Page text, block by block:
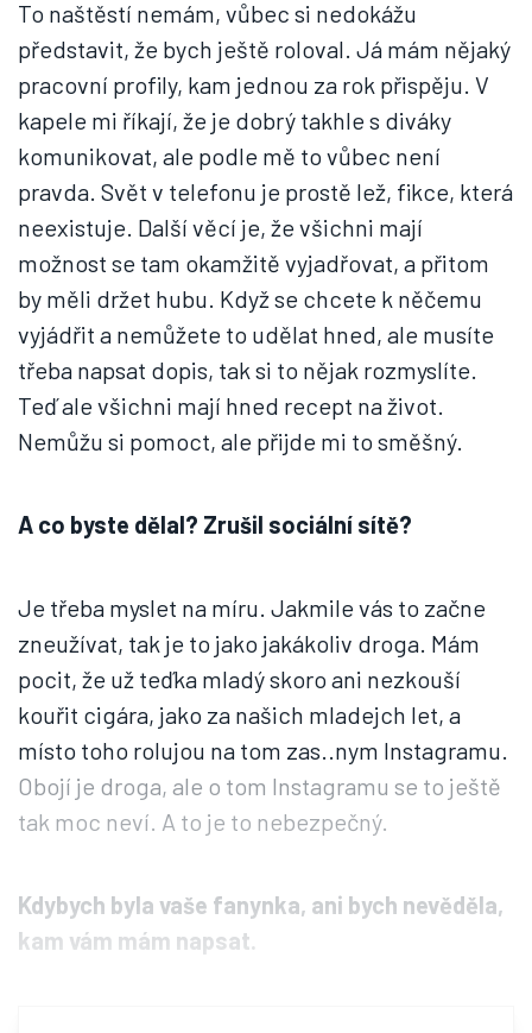
To naštěstí nemám, vůbec si nedokážu
představit, že bych ještě roloval. Já mám nějaký
pracovní profily, kam jednou za rok přispěju. V
kapele mi říkají, že je dobrý takhle s diváky
komunikovat, ale podle mě to vůbec není
pravda. Svět v telefonu je prostě lež, fikce, která
neexistuje. Další věcí je, že všichni mají
možnost se tam okamžitě vyjadřovat, a přitom
by měli držet hubu. Když se chcete k něčemu
vyjádřit a nemůžete to udělat hned, ale musíte
třeba napsat dopis, tak si to nějak rozmyslíte.
Teď ale všichni mají hned recept na život.
Nemůžu si pomoct, ale přijde mi to směšný.
A co byste dělal? Zrušil sociální sítě?
Je třeba myslet na míru. Jakmile vás to začne
zneužívat, tak je to jako jakákoliv droga. Mám
pocit, že už teďka mladý skoro ani nezkouší
kouřit cigára, jako za našich mladejch let, a
místo toho rolujou na tom zas..nym Instagramu.
Obojí je droga, ale o tom Instagramu se to ještě
tak moc neví. A to je to nebezpečný.
Kdybych byla vaše fanynka, ani bych nevěděla,
kam vám mám napsat.